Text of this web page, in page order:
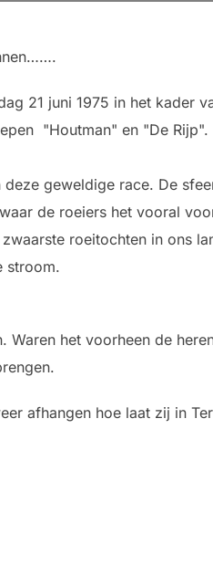
21 juni 1975 in het kader
"Houtman" en "De Rijp".
geweldige race. De
de roeiers het vooral
roeitochten in ons
stroom.
Waren het voorheen de
afhangen hoe laat zij in